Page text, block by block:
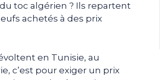
toc algérien ? Ils repartent
achetés à des prix
en Tunisie, au
c’est pour exiger un prix